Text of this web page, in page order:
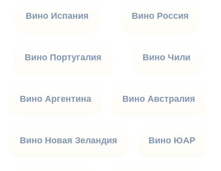
Вино Испания Вино Россия
Вино Португалия Вино Чили
Вино Аргентина Вино Австралия
Вино Новая Зеландия Вино ЮАР